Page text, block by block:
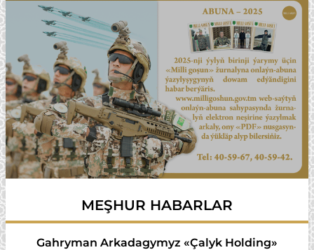
MEŞHUR HABARLAR
Gahryman Arkadagymyz «Çalyk Holding»